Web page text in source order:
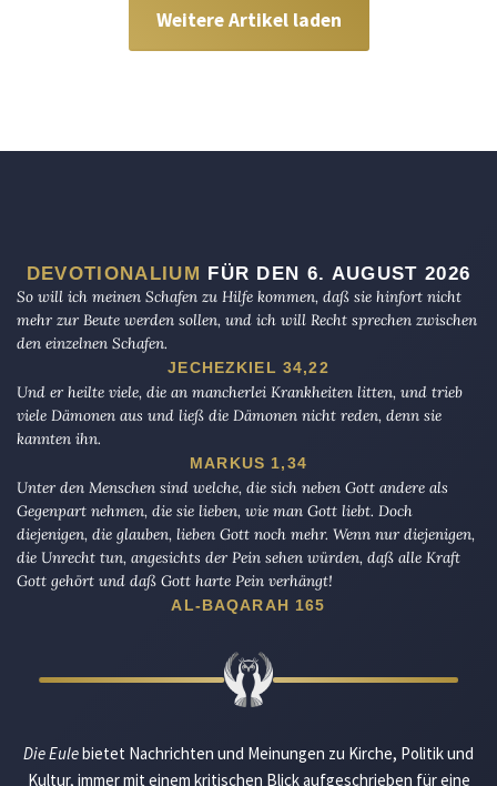
Weitere Artikel laden
DEVOTIONALIUM FÜR DEN 6. AUGUST 2026
So will ich meinen Schafen zu Hilfe kommen, daß sie hinfort nicht
mehr zur Beute werden sollen, und ich will Recht sprechen zwischen
den einzelnen Schafen.
JECHEZKIEL 34,22
Und er heilte viele, die an mancherlei Krankheiten litten, und trieb
viele Dämonen aus und ließ die Dämonen nicht reden, denn sie
kannten ihn.
MARKUS 1,34
Unter den Menschen sind welche, die sich neben Gott andere als
Gegenpart nehmen, die sie lieben, wie man Gott liebt. Doch
diejenigen, die glauben, lieben Gott noch mehr. Wenn nur diejenigen,
die Unrecht tun, angesichts der Pein sehen würden, daß alle Kraft
Gott gehört und daß Gott harte Pein verhängt!
AL-BAQARAH 165
Die Eulebietet Nachrichten und Meinungen zu Kirche, Politik und
Kultur, immer mit einem kritischen Blick aufgeschrieben für eine